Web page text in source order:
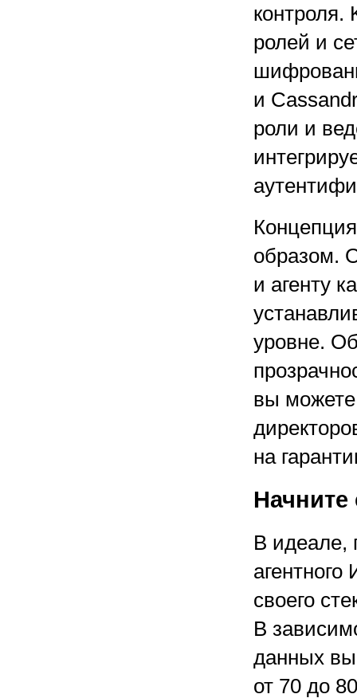
контроля.
ролей и
и
роли и
образом.
и агенту
уровне.
вы можете
на
Начните
В идеале,
своего
В
данных
от 70 до